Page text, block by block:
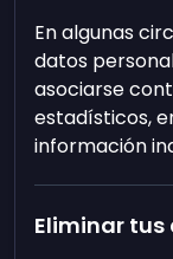
En algunas
datos
asociarse
estadísticos,
información
Eliminar